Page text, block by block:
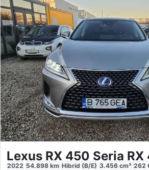
Lexus RX 450 Seria RX
2022 54.898 km Hibrid (B/E) 3.456 cm³ 262